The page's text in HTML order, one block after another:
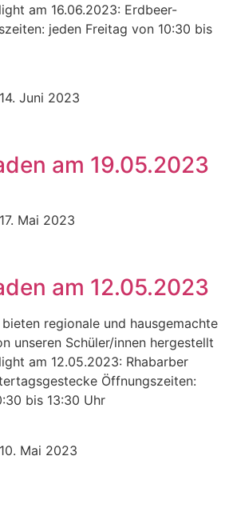
am 16.06.2023: Erdbeer-
jeden Freitag von 10:30 bis
14. Juni 2023
am 19.05.2023
17. Mai 2023
am 12.05.2023
regionale und hausgemachte
unseren Schüler/innen hergestellt
am 12.05.2023: Rhabarber
Öffnungszeiten:
bis 13:30 Uhr
10. Mai 2023